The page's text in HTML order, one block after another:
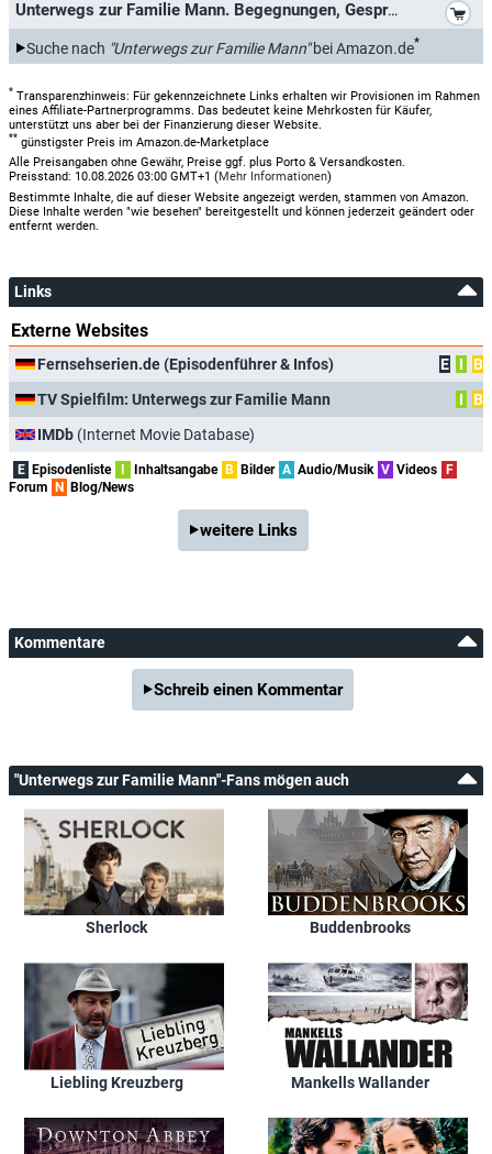
Unterwegs zur Familie Mann. Begegnungen, Gespräche
Suche nach "Unterwegs zur Familie Mann"bei Amazon.de*
* Transparenzhinweis: Für gekennzeichnete Links erhalten wir Provisionen im Rahmen
eines Affiliate-Partnerprogramms. Das bedeutet keine Mehrkosten für Käufer,
unterstützt uns aber bei der Finanzierung dieser Website.
** günstigster Preis im Amazon.de-Marketplace
Alle Preisangaben ohne Gewähr, Preise ggf. plus Porto & Versandkosten.
Preisstand: 10.08.2026 03:00 GMT+1 (Mehr Informationen)
Bestimmte Inhalte, die auf dieser Website angezeigt werden, stammen von Amazon.
Diese Inhalte werden "wie besehen" bereitgestellt und können jederzeit geändert oder
entfernt werden.
Links
Externe Websites
Fernsehserien.de (Episodenführer & Infos) E I
B
TV Spielfilm: Unterwegs zur Familie Mann
I
B
IMDb (Internet Movie Database)
E Episodenliste Inhaltsangabe B Bilder A Audio/Musik V Videos
F
Forum
N Blog/News
weitere Links
Kommentare
Schreib einen Kommentar
"Unterwegs zur Familie Mann"-Fans mögen auch
Sherlock Buddenbrooks
Liebling Kreuzberg Mankells Wallander